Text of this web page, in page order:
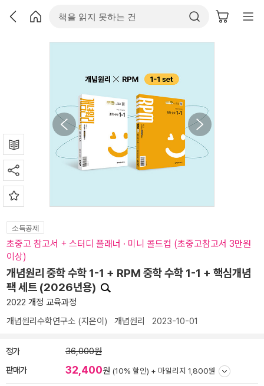
소득공제
초중고 참고서 + 스터디 플래너 · 미니 콜드컵 (초중고참고서 3만원
이상)
개념원리 중학 수학 1-1 + RPM 중학 수학 1-1 + 핵심개념
팩 세트 (2026년용)
2022 개정 교육과정
개념원리수학연구소 (지은이) 개념원리 2023-10-01
정가 36,000원
판매가 32,400원 (10% 할인) + 마일리지 1,800원